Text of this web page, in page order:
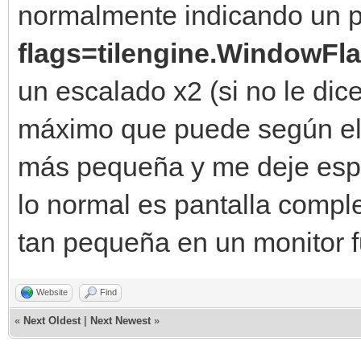
normalmente indicando un
un escalado x2 (si no le
máximo que puede según
más pequeña y me deje
lo normal es pantalla
tan pequeña en un
Website Find
« Next Oldest Next Newest »